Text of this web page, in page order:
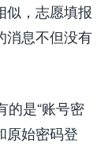
似，志愿填报
消息不但没有
的是“账号密
原始密码登